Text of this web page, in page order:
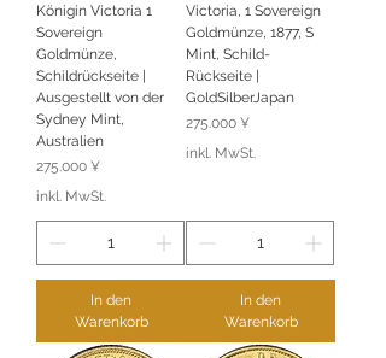
Königin Victoria 1
Sovereign
Goldmünze,
Schildrückseite |
Ausgestellt von der
Sydney Mint,
Australien
Preis
275.000 ¥
inkl. MwSt.
In den
Warenkorb
Victoria, 1 Sovereign
Goldmünze, 1877, S
Mint, Schild-
Rückseite |
GoldSilberJapan
Preis
275.000 ¥
inkl. MwSt.
In den
Warenkorb